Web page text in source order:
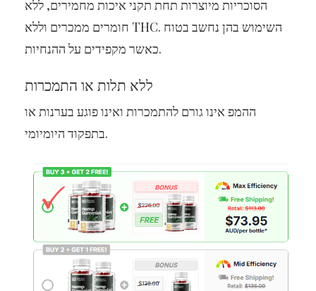
הסוכריות מיוצרות תחת תקני איכות מחמירים, ללא
חומרים ממכרים וללא THC. השימוש בהן נחשב בטוח
כאשר מקפידים על ההנחיות.
ללא תלות או התמכרות
ההמפ אינו גורם להתמכרות ואינו פוגע בערנות או
בתפקוד היומיומי.